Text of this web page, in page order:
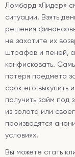
Ломбард «Лидер»
ситуации. Взять
решения
не захотите их
штрафов и пеней,
конфисковать.
потеря предмета
срок его выкупить
получить займ под
из золота или
производятся
условиях.
Вы можете стать